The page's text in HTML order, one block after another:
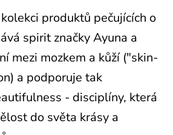
produktů pečujících o
spirit značky Ayuna a
mezi mozkem a kůží ("skin-
a podporuje tak
- disciplíny, která
do světa krásy a